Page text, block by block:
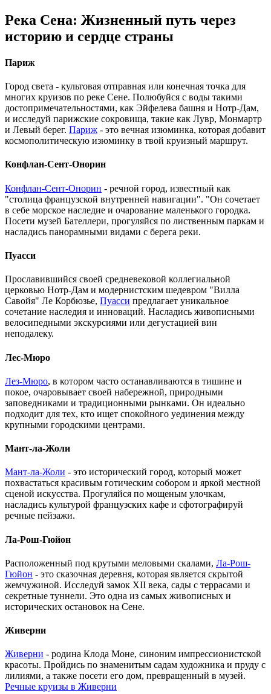
Река Сена: Жизненный путь через
историю и сердце страны
Париж
Город света - культовая отправная или конечная точка для
многих круизов по реке Сене. Полюбуйся с воды такими
достопримечательностями, как Эйфелева башня и Нотр-Дам,
и исследуй парижские сокровища, такие как Лувр, Монмартр
и Левый берег. Париж - это вечная изюминка, которая добавит
космополитическую изюминку в твой круизный маршрут.
Конфлан-Сент-Онорин
Конфлан-Сент-Онорин - речной город, известный как
"столица французской внутренней навигации". "Он сочетает
в себе морское наследие и очарование маленького городка.
Посети музей Бателлери, прогуляйся по лиственным паркам и
насладись панорамными видами с берега реки.
Пуасси
Прославившийся своей средневековой коллегиальной
церковью Нотр-Дам и модернистским шедевром "Вилла
Савойя" Ле Корбюзье, Пуасси предлагает уникальное
сочетание наследия и инноваций. Насладись живописными
велосипедными экскурсиями или дегустацией вин
неподалеку.
Лес-Мюро
Лез-Мюро, в котором часто останавливаются в тишине и
покое, очаровывает своей набережной, природными
заповедниками и традиционными рынками. Он идеально
подходит для тех, кто ищет спокойного уединения между
крупными городскими центрами.
Мант-ла-Жоли
Мант-ла-Жоли - это исторический город, который может
похвастаться красивым готическим собором и яркой местной
сценой искусства. Прогуляйся по мощеным улочкам,
насладись культурой французских кафе и сфотографируй
речные пейзажи.
Ла-Рош-Гюйон
Расположенный под крутыми меловыми скалами, Ла-Рош-
Гюйон - это сказочная деревня, которая является скрытой
жемчужиной. Исследуй замок XII века, сады с террасами и
секретные туннели. Это одна из самых живописных и
исторических остановок на Сене.
Живерни
Живерни - родина Клода Моне, синоним импрессионистской
красоты. Пройдись по знаменитым садам художника и пруду с
лилиями, а также посети его дом, превращенный в музей.
Речные круизы в Живерни